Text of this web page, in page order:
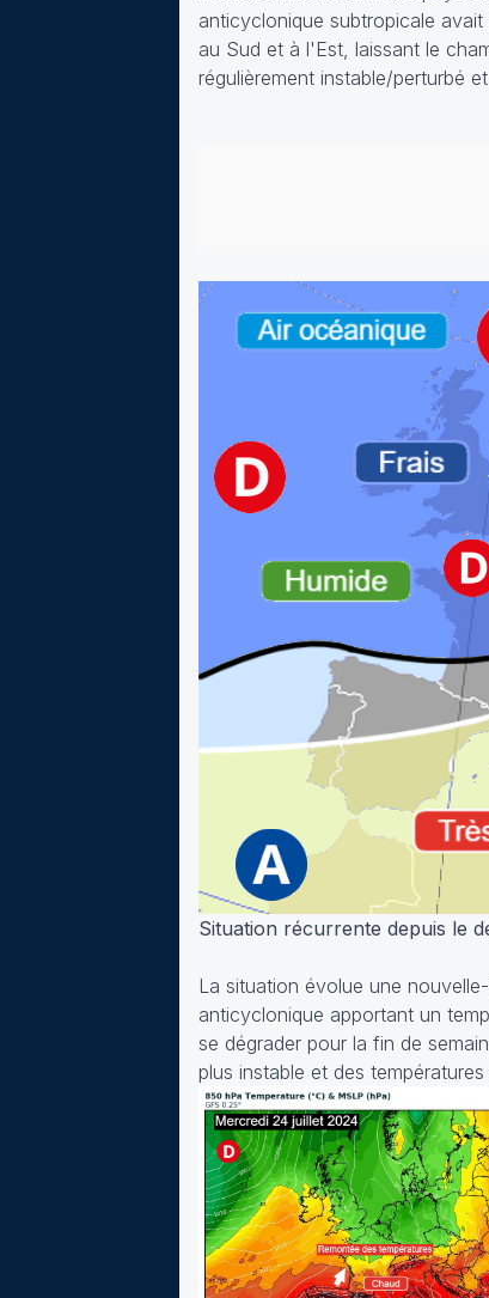
anticyclonique subtropicale
au Sud et à l'Est, laissant le
régulièrement instable/perturbé
Situation récurrente depuis le
La situation évolue une
anticyclonique apportant un
se dégrader pour la fin de
plus instable et des